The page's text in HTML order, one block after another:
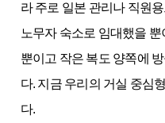
라 주로 일본 관리나 직원
노무자 숙소로 임대했을
뿐이고 작은 복도 양쪽에
다. 지금 우리의 거실 중심
다.